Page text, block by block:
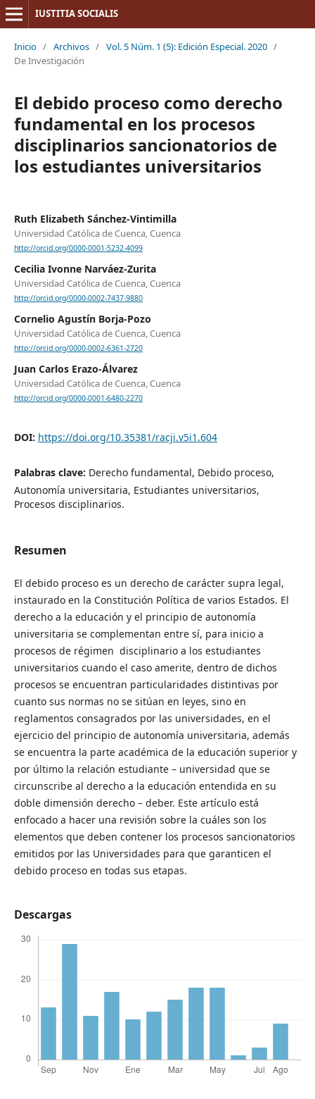
IUSTITIA SOCIALIS
Inicio / Archivos / Vol. 5 Núm. 1 (5): Edición Especial. 2020 /
De Investigación
El debido proceso como derecho
fundamental en los procesos
disciplinarios sancionatorios de
los estudiantes universitarios
Ruth Elizabeth Sánchez-Vintimilla
Universidad Católica de Cuenca, Cuenca
http://orcid.org/0000-0001-5232-4099
Cecilia Ivonne Narváez-Zurita
Universidad Católica de Cuenca, Cuenca
http://orcid.org/0000-0002-7437-9880
Cornelio Agustín Borja-Pozo
Universidad Católica de Cuenca, Cuenca
http://orcid.org/0000-0002-6361-2720
Juan Carlos Erazo-Álvarez
Universidad Católica de Cuenca, Cuenca
http://orcid.org/0000-0001-6480-2270
DOI: https://doi.org/10.35381/racji.v5i1.604
Palabras clave: Derecho fundamental, Debido proceso,
Autonomía universitaria, Estudiantes universitarios,
Procesos disciplinarios.
Resumen
El debido proceso es un derecho de carácter supra legal,
instaurado en la Constitución Política de varios Estados. El
derecho a la educación y el principio de autonomía
universitaria se complementan entre sí, para inicio a
procesos de régimen disciplinario a los estudiantes
universitarios cuando el caso amerite, dentro de dichos
procesos se encuentran particularidades distintivas por
cuanto sus normas no se sitúan en leyes, sino en
reglamentos consagrados por las universidades, en el
ejercicio del principio de autonomía universitaria, además
se encuentra la parte académica de la educación superior y
por último la relación estudiante – universidad que se
circunscribe al derecho a la educación entendida en su
doble dimensión derecho – deber. Este artículo está
enfocado a hacer una revisión sobre la cuáles son los
elementos que deben contener los procesos sancionatorios
emitidos por las Universidades para que garanticen el
debido proceso en todas sus etapas.
Descargas